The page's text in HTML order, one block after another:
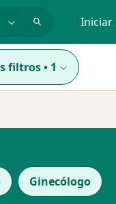
Iniciar
filtros• 1
Ginecólogo